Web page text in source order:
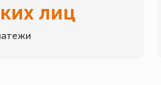
лиц